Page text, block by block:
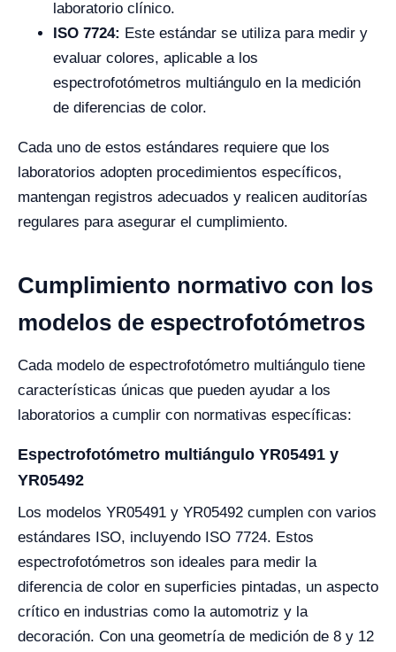
laboratorio clínico.
ISO 7724: Este estándar se utiliza para medir y
evaluar colores, aplicable a los
espectrofotómetros multiángulo en la medición
de diferencias de color.
Cada uno de estos estándares requiere que los
laboratorios adopten procedimientos específicos,
mantengan registros adecuados y realicen auditorías
regulares para asegurar el cumplimiento.
Cumplimiento normativo con los
modelos de espectrofotómetros
Cada modelo de espectrofotómetro multiángulo tiene
características únicas que pueden ayudar a los
laboratorios a cumplir con normativas específicas:
Espectrofotómetro multiángulo YR05491 y
YR05492
Los modelos YR05491 y YR05492 cumplen con varios
estándares ISO, incluyendo ISO 7724. Estos
espectrofotómetros son ideales para medir la
diferencia de color en superficies pintadas, un aspecto
crítico en industrias como la automotriz y la
decoración. Con una geometría de medición de 8 y 12